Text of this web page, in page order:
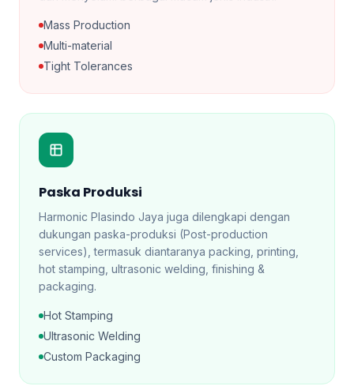
Mass Production
Multi-material
Tight Tolerances
Paska Produksi
Harmonic Plasindo Jaya juga dilengkapi dengan
dukungan paska-produksi (Post-production
services), termasuk diantaranya packing, printing,
hot stamping, ultrasonic welding, finishing &
packaging.
Hot Stamping
Ultrasonic Welding
Custom Packaging